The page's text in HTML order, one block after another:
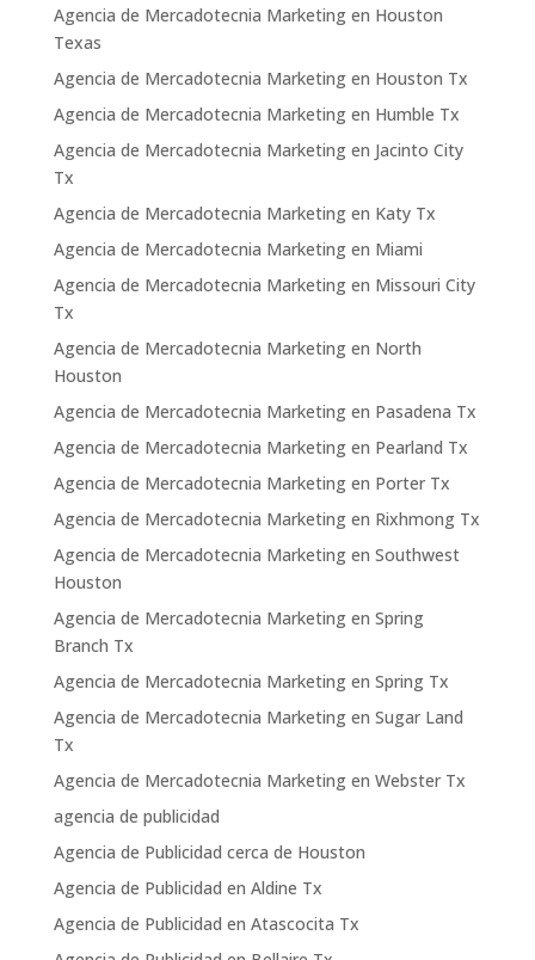
Agencia de Mercadotecnia Marketing en Houston
Texas
Agencia de Mercadotecnia Marketing en Houston Tx
Agencia de Mercadotecnia Marketing en Humble Tx
Agencia de Mercadotecnia Marketing en Jacinto City
Tx
Agencia de Mercadotecnia Marketing en Katy Tx
Agencia de Mercadotecnia Marketing en Miami
Agencia de Mercadotecnia Marketing en Missouri City
Tx
Agencia de Mercadotecnia Marketing en North
Houston
Agencia de Mercadotecnia Marketing en Pasadena Tx
Agencia de Mercadotecnia Marketing en Pearland Tx
Agencia de Mercadotecnia Marketing en Porter Tx
Agencia de Mercadotecnia Marketing en Rixhmong Tx
Agencia de Mercadotecnia Marketing en Southwest
Houston
Agencia de Mercadotecnia Marketing en Spring
Branch Tx
Agencia de Mercadotecnia Marketing en Spring Tx
Agencia de Mercadotecnia Marketing en Sugar Land
Tx
Agencia de Mercadotecnia Marketing en Webster Tx
agencia de publicidad
Agencia de Publicidad cerca de Houston
Agencia de Publicidad en Aldine Tx
Agencia de Publicidad en Atascocita Tx